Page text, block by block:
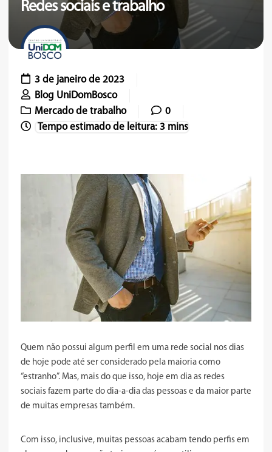
Redes sociais e trabalho
3 de janeiro de 2023
Blog UniDomBosco
Mercado de trabalho
0
Quem não possui algum perfil em uma rede social nos dias
de hoje pode até ser considerado pela maioria como
“estranho”. Mas, mais do que isso, hoje em dia as redes
sociais fazem parte do dia-a-dia das pessoas e da maior parte
de muitas empresas também.
Com isso, inclusive, muitas pessoas acabam tendo perfis em